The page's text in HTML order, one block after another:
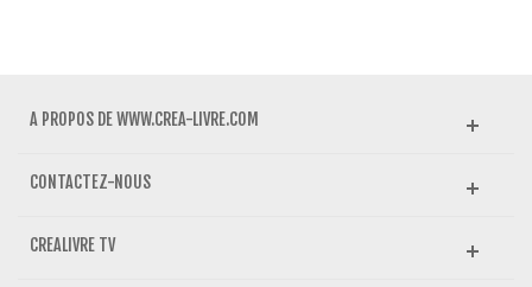
A PROPOS DE WWW.CREA-LIVRE.COM
CONTACTEZ-NOUS
CREALIVRE TV